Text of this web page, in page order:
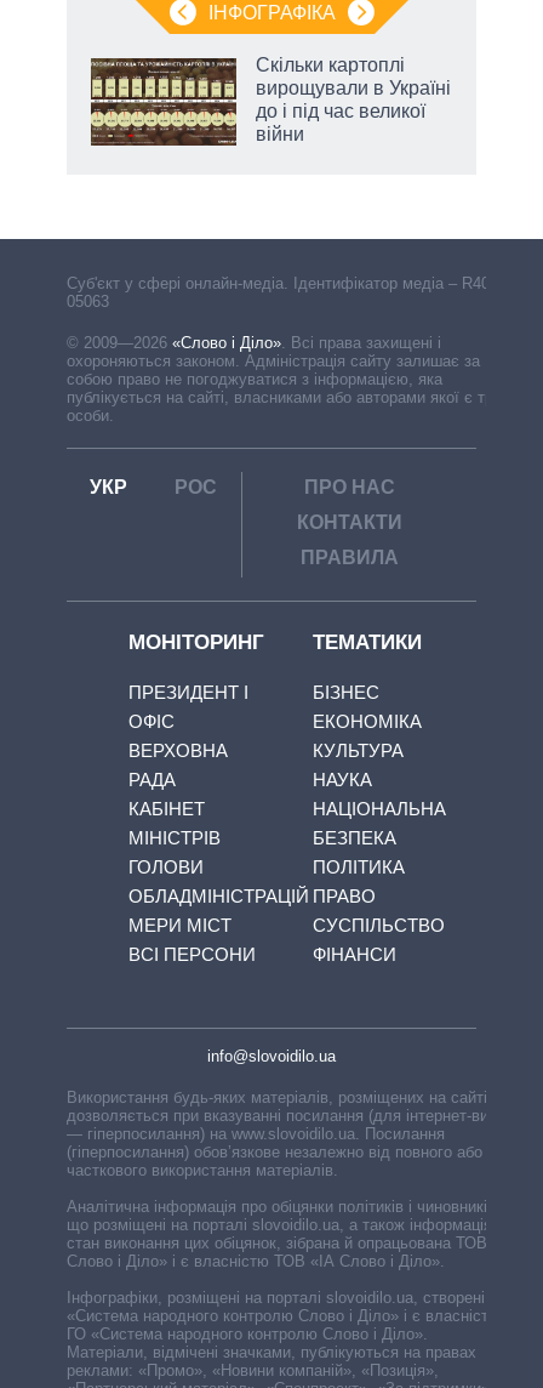
ІНФОГРАФІКА
Скільки картоплі
вирощували в Україні
до і під час великої
війни
Cуб'єкт у сфері онлайн-медіа. Ідентифікатор медіа – R40-
05063
© 2009—2026 «Слово і Діло»
Всі права захищені і
охороняються законом. Адміністрація сайту залишає за
собою право не погоджуватися з інформацією, яка
публікується на сайті, власниками або авторами якої є треті
особи.
УКР РОС
ПРО НАС
КОНТАКТИ
ПРАВИЛА
МОНІТОРИНГ
ПРЕЗИДЕНТ І
ОФІС
ВЕРХОВНА
РАДА
КАБІНЕТ
МІНІСТРІВ
ГОЛОВИ
ОБЛАДМІНІСТРАЦІЙ
МЕРИ МІСТ
ВСІ ПЕРСОНИ
ТЕМАТИКИ
БІЗНЕС
ЕКОНОМІКА
КУЛЬТУРА
НАУКА
НАЦІОНАЛЬНА
БЕЗПЕКА
ПОЛІТИКА
ПРАВО
СУСПІЛЬСТВО
ФІНАНСИ
info@slovoidilo.ua
Використання будь-яких матеріалів, розміщених на сайті,
дозволяється при вказуванні посилання (для інтернет-видань
— гіперпосилання) на www.slovoidilo.ua. Посилання
(гіперпосилання) обов’язкове незалежно від повного або
часткового використання матеріалів.
Аналітична інформація про обіцянки політиків і чиновників,
що розміщені на порталі slovoidilo.ua, а також інформація про
стан виконання цих обіцянок, зібрана й опрацьована ТОВ «ІА
Слово і Діло» і є власністю ТОВ «ІА Слово і Діло».
Інфографіки, розміщені на порталі slovoidilo.ua, створені ГО
«Система народного контролю Слово і Діло» і є власністю
ГО «Система народного контролю Слово і Діло».
Матеріали, відмічені значками, публікуються на правах
реклами: «Промо», «Новини компаній», «Позиція»,